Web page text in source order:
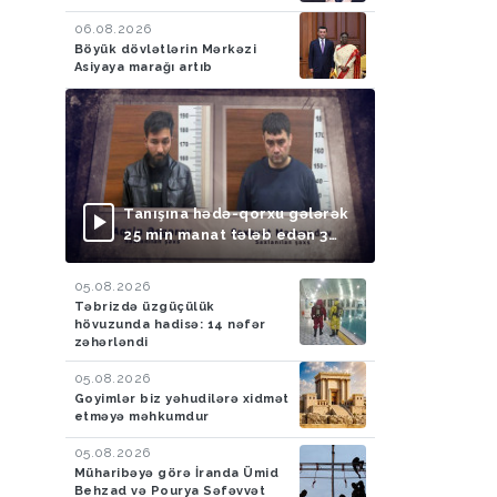
06.08.2026
Böyük dövlətlərin Mərkəzi
Asiyaya marağı artıb
Tanışına hədə-qorxu gələrək
25 min manat tələb edən 3
nəfər saxlanılıb
05.08.2026
Təbrizdə üzgüçülük
hövuzunda hadisə: 14 nəfər
zəhərləndi
05.08.2026
Goyimlər biz yəhudilərə xidmət
etməyə məhkumdur
05.08.2026
Müharibəyə görə İranda Ümid
Behzad və Pourya Səfəvvət